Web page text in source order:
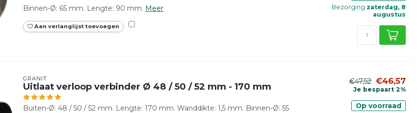
Binnen-Ø: 65 mm. Lengte: 90 mm. Meer
Aan verlanglijst toevoegen
Bezorging zaterdag, 8
augustus
GRANIT
Uitlaat verloop verbinder Ø 48 / 50 / 52 mm - 170 mm
Buiten-Ø: 48 / 50 / 52 mm. Lengte: 170 mm. Wanddikte: 1,5 mm. Binnen-Ø: 55
€47,52 €46,57
Je bespaart 2%
Op voorraad